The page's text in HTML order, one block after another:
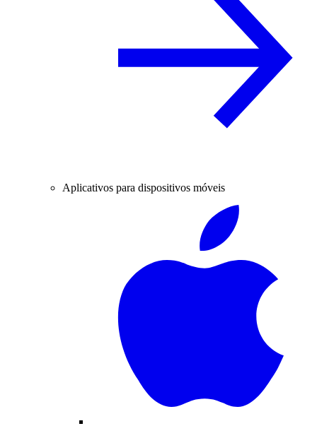
Aplicativos para dispositivos móveis